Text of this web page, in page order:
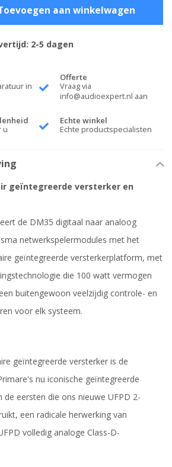
aan winkelwagen
2-5 dagen
in
Offerte
Vraag via
info@audioexpert.nl aan
u
Echte winkel
Echte productspecialisten
geïntegreerde versterker en
de DM35 digitaal naar analoog
netwerkspelermodules met het
geïntegreerde versterkerplatform, met
die 100 watt vermogen
buitengewoon veelzijdig controle- en
voor elk systeem.
geïntegreerde versterker is de
nu iconische geïntegreerde
de eersten die ons nieuwe UFPD 2-
een radicale herwerking van
volledig analoge Class-D-